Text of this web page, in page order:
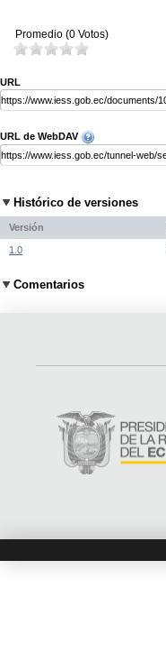
Promedio (0 Votos)
URL
URL de WebDAV
Histórico de versiones
Versión
1.0
Comentarios